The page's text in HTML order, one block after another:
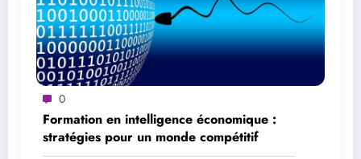
0
Formation en intelligence économique :
stratégies pour un monde compétitif